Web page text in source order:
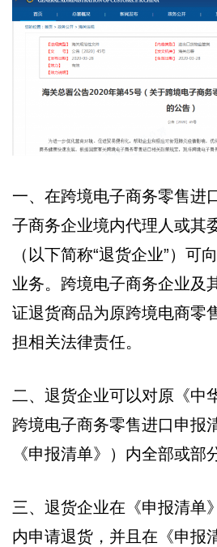
一、在跨境电子商务零售进
子商务企业境内代理人或其
（以下简称“退货企业”）可
业务。跨境电子商务企业及
证退货商品为原跨境电商零
担相关法律责任。
二、退货企业可以对原《中
跨境电子商务零售进口申报
《申报清单》）内全部或部
三、退货企业在《申报清单
内申请退货，并且在《申报